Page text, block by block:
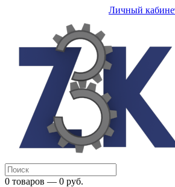
Личный
0 товаров — 0 руб.